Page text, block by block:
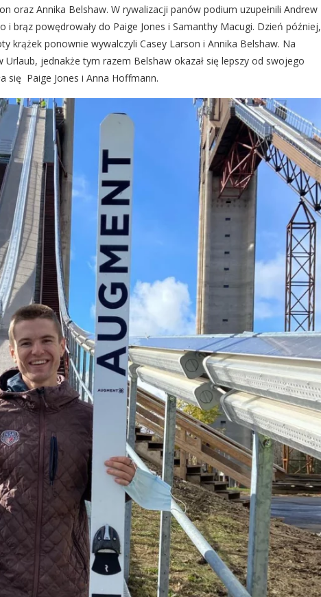
oraz Annika Belshaw. W rywalizacji panów podium uzupełnili Andrew
brąz powędrowały do Paige Jones i Samanthy Macugi. Dzień później,
krążek ponownie wywalczyli Casey Larson i Annika Belshaw. Na
jednakże tym razem Belshaw okazał się lepszy od swojego
się Paige Jones i Anna Hoffmann.